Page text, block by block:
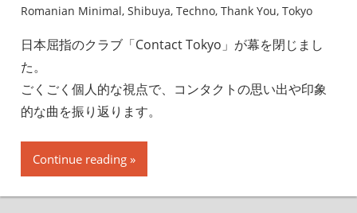
Romanian Minimal, Shibuya, Techno, Thank You, Tokyo
日本屈指のクラブ「Contact Tokyo」が幕を閉じまし
た。
ごくごく個人的な視点で、コンタクトの思い出や印象
的な曲を振り返ります。
Continue reading